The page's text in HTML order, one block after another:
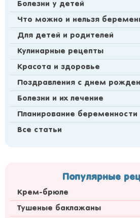
Болезни у детей
Что можно и нельзя
Для детей и родителей
Кулинарные рецепты
Красота и здоровье
Поздравления с днем
Болезни и их лечение
Планирование беременности
Все статьи
Популярные
Крем-брюле
Тушеные баклажаны